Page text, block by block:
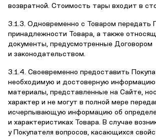
возвратной. Стоимость тары входит в
3.1.3. Одновременно с Товаром передать
принадлежности Товара, а также
документы, предусмотренные Договором
и законодательством.
3.1.4. Своевременно предоставить
необходимую и достоверную информацию
материалы, представленные на Сайте,
характер и не могут в полной мере
исчерпывающую информацию об
и характеристиках Товара. В случае
у Покупателя вопросов, касающихся